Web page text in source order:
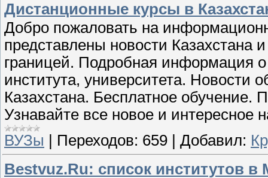
Дистанционные курсы в
Добро пожаловать на
представлены новости Казахстана
границей. Подробная информация
института, университета. Новости
Казахстана. Бесплатное обучение.
Узнавайте все новое и интересное
ВУЗы
Переходов: 659 Добавил:
Bestvuz.Ru: список институтов в